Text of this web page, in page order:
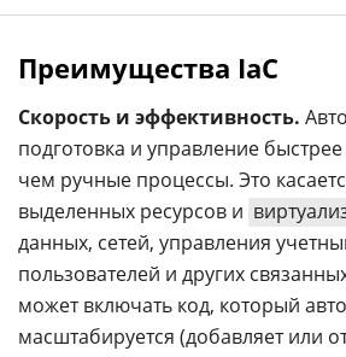
Преимущества IaC
Скорость и эффективность.
подготовка и управление
чем ручные процессы. Это
выделенных ресурсов и
данных, сетей, управления
пользователей и других
может включать код, который
масштабируется (добавляет или